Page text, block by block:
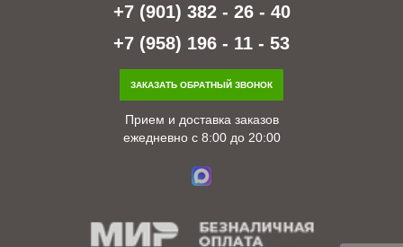
+7 (901) 382 - 26 - 40
+7 (958) 196 - 11 - 53
ЗАКАЗАТЬ ОБРАТНЫЙ ЗВОНОК
Прием и доставка заказов
ежедневно с 8:00 до 20:00